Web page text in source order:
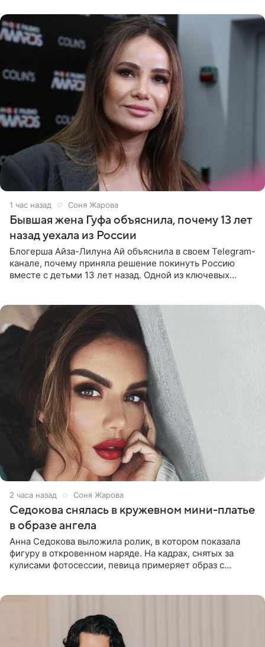
1 час назад Соня Жарова
Бывшая жена Гуфа объяснила, почему 13 лет
назад уехала из России
Блогерша Айза-Лилуна Ай объяснила в своем Telegram-
канале, почему приняла решение покинуть Россию
вместе с детьми 13 лет назад. Одной из ключевых
2 часа назад Соня Жарова
Седокова снялась в кружевном мини-платье
в образе ангела
Анна Седокова выложила ролик, в котором показала
фигуру в откровенном наряде. На кадрах, снятых за
кулисами фотосессии, певица примеряет образ с